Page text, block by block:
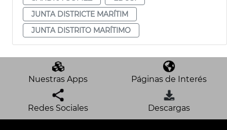
JUNTA DISTRICTE MARÍTIM
JUNTA DISTRITO MARÍTIMO
Nuestras Apps Páginas de Interés
Redes Sociales Descargas